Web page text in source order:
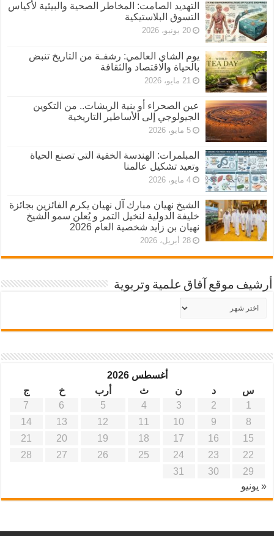
التهديد الصامت: المخاطر الصحية والبيئية لأكياس
التسوق البلاستيكية
20 يونيو، 2026
يوم الشاي العالمي: رشفـة من التاريخ تنبض
بالحياة والاقتصاد والثقافة
21 مايو، 2026
عين الصحراء أو بنية الريشات.. من التكوين
الجيولوجي إلى الأساطير التاريخية
5 مايو، 2026
المبلمرات: الهندسة الخفية التي تصنع الحياة
وتعيد تشكيل عالمنا
4 مايو، 2026
الشيخ نهيان مبارك آل نهيان يكرم الفائزين بجائزة
خليفة الدولية لنخيل التمر و يُعلن سمو الشيخ
نهيان بن زايد شخصية العام 2026
28 أبريل، 2026
أرشيف موقع آفاق علمية وتربوية
أرشيف
موقع
أغسطس 2026
س
د ن ث أرب خ
ج
1
2
3
4
5
6
7
8
9
10
11
12
13
14
15
16
17
18
19
20
21
22
23
24
25
26
27
28
29
30
31
« يونيو